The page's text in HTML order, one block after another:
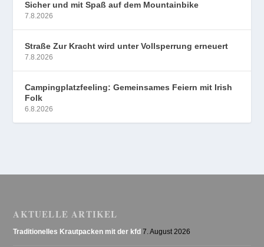
Sicher und mit Spaß auf dem Mountainbike
7.8.2026
Straße Zur Kracht wird unter Vollsperrung erneuert
7.8.2026
Campingplatzfeeling: Gemeinsames Feiern mit Irish
Folk
6.8.2026
AKTUELLE ARTIKEL
Traditionelles Krautpacken mit der kfd 7. August 2026